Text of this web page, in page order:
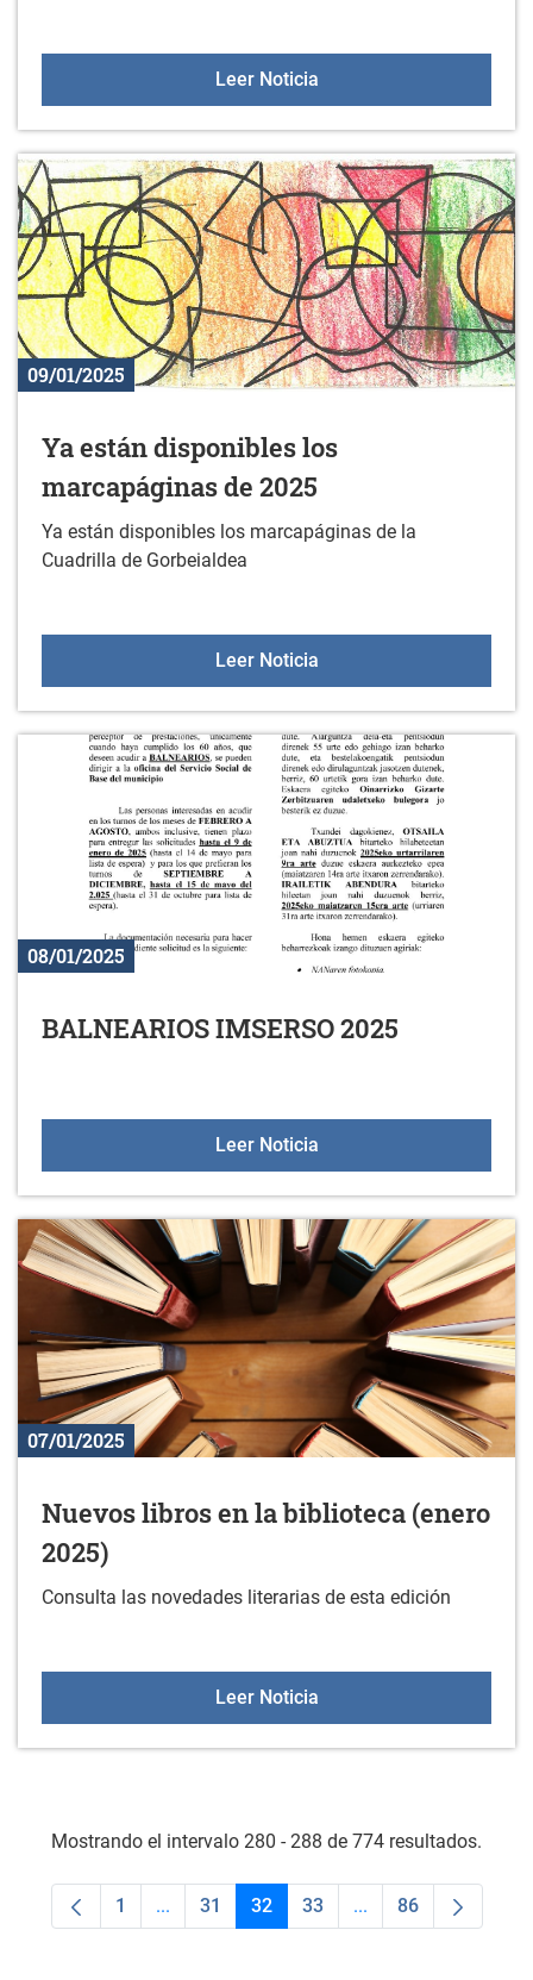
Leer NoticiaSesiones de orientación
09/01/2025
Ya están disponibles los
marcapáginas de 2025
Ya están disponibles los marcapáginas de la
Cuadrilla de Gorbeialdea
Leer NoticiaYa están disponibles los
08/01/2025
BALNEARIOS IMSERSO 2025
Leer NoticiaBALNEARIOS IMSERSO
07/01/2025
Nuevos libros en la biblioteca (enero
2025)
Consulta las novedades literarias de esta edición
Leer NoticiaNuevos libros en la
Mostrando el intervalo 280 - 288 de 774 resultados.
Página
1 ...Páginas intermedias Use TAB para
Página
31 Página
32 Página
33 ...PáginasPágina
86